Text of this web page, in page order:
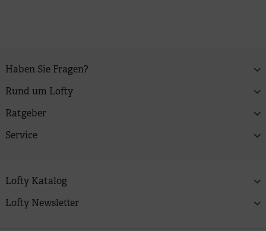
Haben Sie Fragen?
Rund um Lofty
Ratgeber
Service
Lofty Katalog
Lofty Newsletter